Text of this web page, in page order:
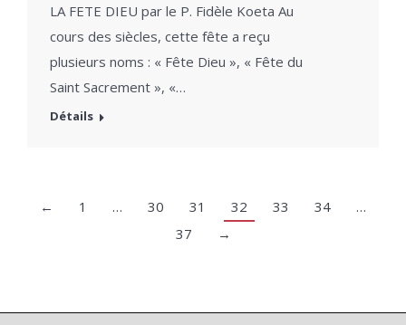
LA FETE DIEU par le P. Fidèle Koeta Au
cours des siècles, cette fête a reçu
plusieurs noms : « Fête Dieu », « Fête du
Saint Sacrement », «…
Détails
← 1 … 30 31 32 33 34
…
37
→